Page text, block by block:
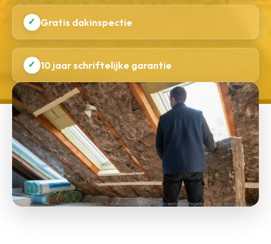
✓ Gratis dakinspectie
✓ 10 jaar schriftelijke garantie